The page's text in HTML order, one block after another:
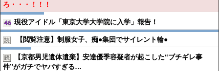
ろ・・・！！！
現役アイドル「東京大学大学院に入学」報告！
【閲覧注意】制服女子、痴●︎集団でサイレント輪●︎
【京都男児遺体遺棄】安達優季容疑者が起こした“ブチギレ事
件”がガチでヤバすぎる…